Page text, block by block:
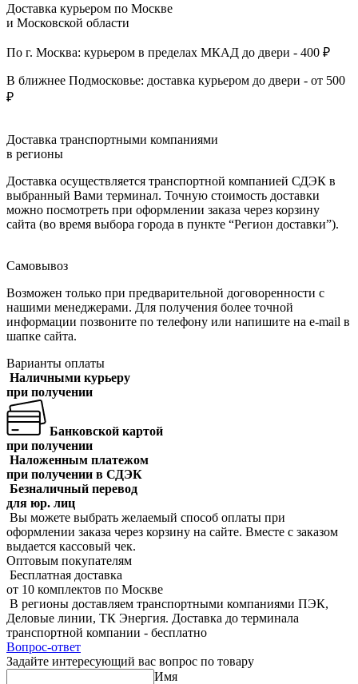
Доставка курьером по Москве
и Московской области
По г. Москва: курьером в пределах МКАД до двери - 400 ₽
В ближнее Подмосковье: доставка курьером до двери - от 500
₽
Доставка транспортными компаниями
в регионы
Доставка осуществляется транспортной компанией СДЭК в
выбранный Вами терминал. Точную стоимость доставки
можно посмотреть при оформлении заказа через корзину
сайта (во время выбора города в пункте “Регион доставки”).
Самовывоз
Возможен только при предварительной договоренности с
нашими менеджерами. Для получения более точной
информации позвоните по телефону или напишите на e-mail в
шапке сайта.
Варианты оплаты
Наличными курьеру
при получении
Банковской картой
при получении
Наложенным платежом
при получении в СДЭК
Безналичный перевод
для юр. лиц
Вы можете выбрать желаемый способ оплаты при
оформлении заказа через корзину на сайте. Вместе с заказом
выдается кассовый чек.
Оптовым покупателям
Бесплатная доставка
от 10 комплектов по Москве
В регионы доставляем транспортными компаниями ПЭК,
Деловые линии, ТК Энергия. Доставка до терминала
транспортной компании - бесплатно
Вопрос-ответ
Задайте интересующий вас вопрос по товару
Имя